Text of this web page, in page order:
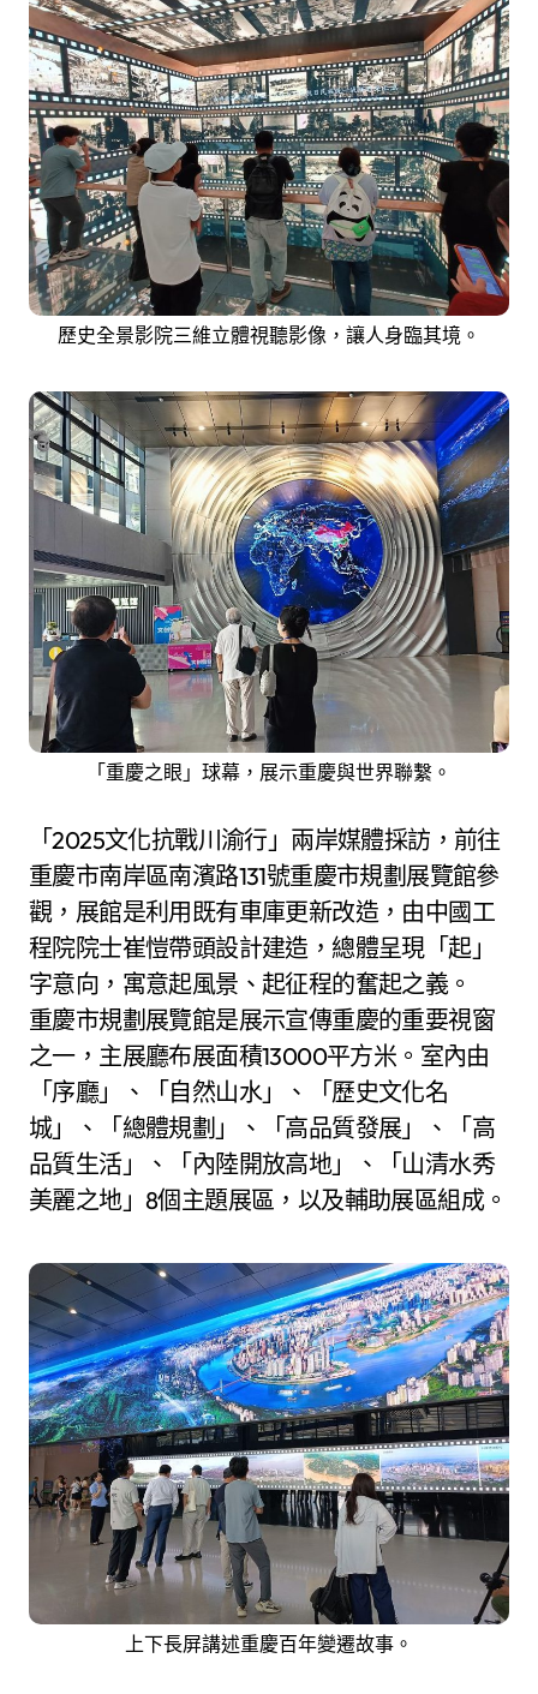
歷史全景影院三維立體視聽影像，讓人身臨其境。
「重慶之眼」球幕，展示重慶與世界聯繫。
「2025文化抗戰川渝行」兩岸媒體採訪，前往
重慶市南岸區南濱路131號重慶市規劃展覽館參
觀，展館是利用既有車庫更新改造，由中國工
程院院士崔愷帶頭設計建造，總體呈現「起」
字意向，寓意起風景、起征程的奮起之義。
重慶市規劃展覽館是展示宣傳重慶的重要視窗
之一，主展廳布展面積13000平方米。室內由
「序廳」、「自然山水」、「歷史文化名
城」、「總體規劃」、「高品質發展」、「高
品質生活」、「內陸開放高地」、「山清水秀
美麗之地」8個主題展區，以及輔助展區組成。
上下長屏講述重慶百年變遷故事。